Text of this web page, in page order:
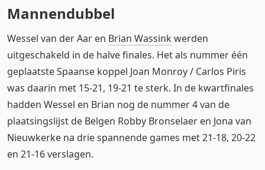
Mannendubbel
Wessel van der Aar en Brian Wassinkwerden
uitgeschakeld in de halve finales. Het als nummer één
geplaatste Spaanse koppel Joan Monroy / Carlos Piris
was daarin met 15-21, 19-21 te sterk. In de kwartfinales
hadden Wessel en Brian nog de nummer 4 van de
plaatsingslijst de Belgen Robby Bronselaer en Jona van
Nieuwkerke na drie spannende games met 21-18, 20-22
en 21-16 verslagen.